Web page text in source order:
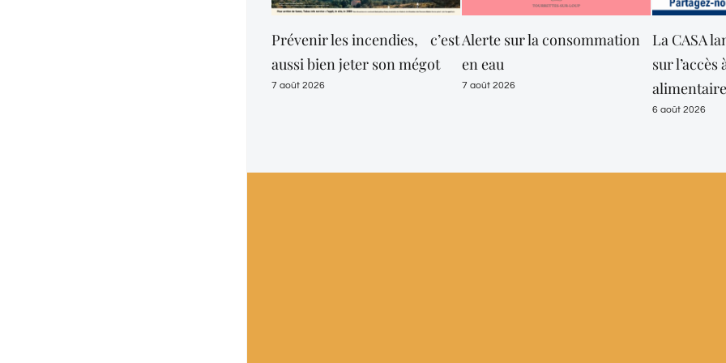
Alerte sur la consommation
en eau
7 août 2026
La CASA lance une enquête
sur l’accès à l’aide
alimentaire
Opération
Police
dans les